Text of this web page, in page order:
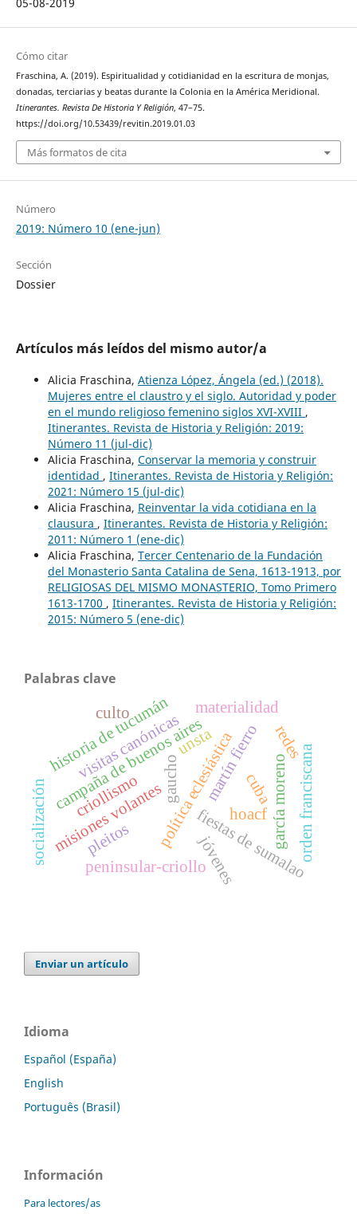
Cómo citar
Fraschina, A. (2019). Espiritualidad y cotidianidad en la escritura de monjas,
donadas, terciarias y beatas durante la Colonia en la América Meridional.
Itinerantes. Revista De Historia Y Religión, 47–75.
https://doi.org/10.53439/revitin.2019.01.03
Más formatos de cita
Número
2019: Número 10 (ene-jun)
Sección
Dossier
Artículos más leídos del mismo autor/a
Alicia Fraschina, Atienza López, Ángela (ed.) (2018).
Mujeres entre el claustro y el siglo. Autoridad y poder
en el mundo religioso femenino siglos XVI-XVIII ,
Itinerantes. Revista de Historia y Religión: 2019:
Número 11 (jul-dic)
Alicia Fraschina, Conservar la memoria y construir
identidad , Itinerantes. Revista de Historia y Religión:
2021: Número 15 (jul-dic)
Alicia Fraschina, Reinventar la vida cotidiana en la
clausura , Itinerantes. Revista de Historia y Religión:
2011: Número 1 (ene-dic)
Alicia Fraschina, Tercer Centenario de la Fundación
del Monasterio Santa Catalina de Sena, 1613-1913, por
RELIGIOSAS DEL MISMO MONASTERIO, Tomo Primero
1613-1700 , Itinerantes. Revista de Historia y Religión:
2015: Número 5 (ene-dic)
Palabras clave
hoacf
campaña de buenos aires
gaucho
criollismo martín fierro
política eclesiástica
pleitos
visitas canónicas
misiones volantes
historia de tucumán
fiestas de sumalao
garcía morenoorden franciscana
materialidad
culto
peninsular-criollo
cuba
socialización jóvenes
unsta redes
Enviar un artículo
Idioma
Español (España)
English
Português (Brasil)
Información
Para lectores/as